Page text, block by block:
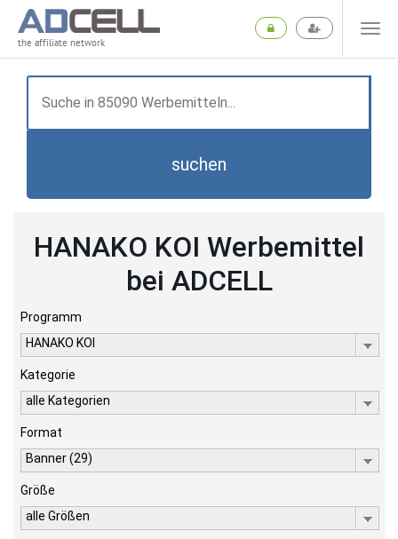
the affiliate network
suchen
HANAKO KOI Werbemittel
bei ADCELL
Programm
HANAKO KOI
Kategorie
alle Kategorien
Format
Banner (29)
Größe
alle Größen